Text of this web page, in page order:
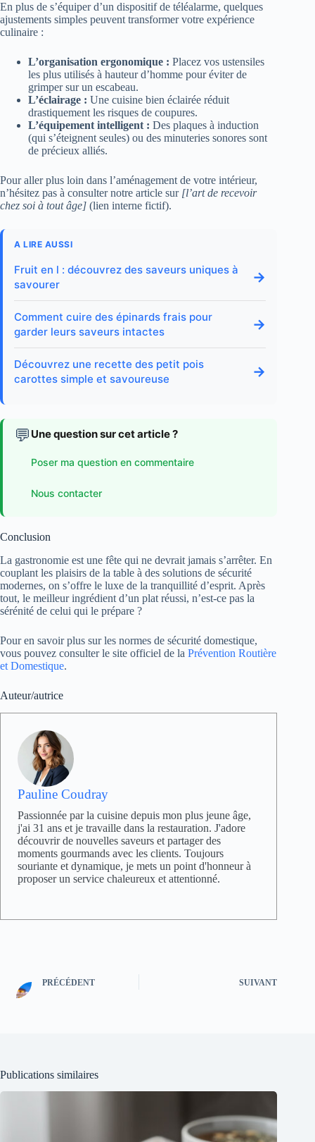
En plus de s’équiper d’un dispositif de téléalarme, quelques
ajustements simples peuvent transformer votre expérience
culinaire :
L’organisation ergonomique : Placez vos ustensiles
les plus utilisés à hauteur d’homme pour éviter de
grimper sur un escabeau.
L’éclairage : Une cuisine bien éclairée réduit
drastiquement les risques de coupures.
L’équipement intelligent : Des plaques à induction
(qui s’éteignent seules) ou des minuteries sonores sont
de précieux alliés.
Pour aller plus loin dans l’aménagement de votre intérieur,
n’hésitez pas à consulter notre article sur [l’art de recevoir
chez soi à tout âge] (lien interne fictif).
A LIRE AUSSI
Fruit en l : découvrez des saveurs uniques à
savourer
→
Comment cuire des épinards frais pour
garder leurs saveurs intactes
→
Découvrez une recette des petit pois
carottes simple et savoureuse
→
💬 Une question sur cet article ?
Poser ma question en commentaire
Nous contacter
Conclusion
La gastronomie est une fête qui ne devrait jamais s’arrêter. En
couplant les plaisirs de la table à des solutions de sécurité
modernes, on s’offre le luxe de la tranquillité d’esprit. Après
tout, le meilleur ingrédient d’un plat réussi, n’est-ce pas la
sérénité de celui qui le prépare ?
Pour en savoir plus sur les normes de sécurité domestique,
vous pouvez consulter le site officiel de la Prévention Routière
et Domestique.
Auteur/autrice
Pauline Coudray
Passionnée par la cuisine depuis mon plus jeune âge,
j'ai 31 ans et je travaille dans la restauration. J'adore
découvrir de nouvelles saveurs et partager des
moments gourmands avec les clients. Toujours
souriante et dynamique, je mets un point d'honneur à
proposer un service chaleureux et attentionné.
PRÉCÉDENT SUIVANT
Publications similaires